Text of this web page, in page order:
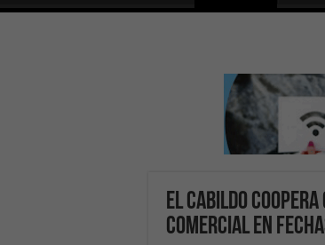
El Cabildo
comercial en